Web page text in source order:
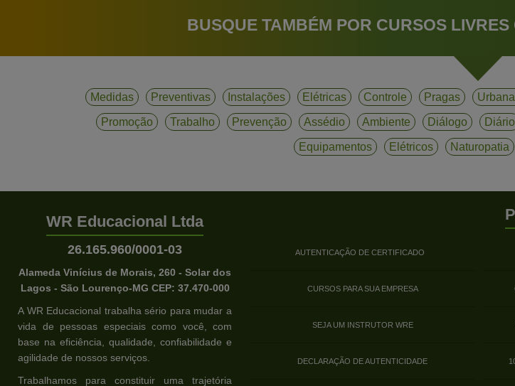
BUSQUE TAMBÉM POR CURSOS
Medidas Preventivas Instalações Elétricas Controle Pragas
Promoção Trabalho Prevenção Assédio Ambiente Diálogo Diário
Equipamentos Elétricos Naturopatia
WR Educacional Ltda
26.165.960/0001-03
Alameda Vinícius de Morais, 260 - Solar dos
Lagos - São Lourenço-MG CEP: 37.470-000
A WR Educacional trabalha sério para mudar a
vida de pessoas especiais como você, com
base na eficiência, qualidade, confiabilidade e
agilidade de nossos serviços.
Trabalhamos para constituir uma trajetória
AUTENTICAÇÃO DE CERTIFICADO
CURSOS PARA SUA EMPRESA
SEJA UM INSTRUTOR WRE
DECLARAÇÃO DE AUTENTICIDADE